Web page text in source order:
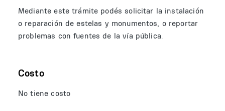
Mediante este trámite podés solicitar la instalación
o reparación de estelas y monumentos, o reportar
problemas con fuentes de la vía pública.
Costo
No tiene costo